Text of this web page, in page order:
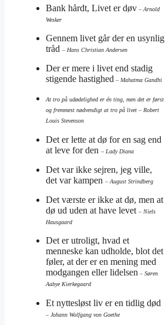
Bank hårdt, Livet er døv – Arnold
Wesker
Gennem livet går der en usynlig
tråd – Hans Christian Andersen
Der er mere i livet end stadig
stigende hastighed – Mahatma Gandhi
At tro på udødelighed er én ting, men det er først
og fremmest nødvendigt at tro på livet – Robert
Louis Stevenson
Det er lette at dø for en sag end
at leve for den – Lady Diana
Det var ikke sejren, jeg ville,
det var kampen – August Strindberg
Det værste er ikke at dø, men at
dø ud uden at have levet – Niels
Hausgaard
Det er utroligt, hvad et
menneske kan udholde, blot det
føler, at der er en mening med
modgangen eller lidelsen – Søren
Aabye Kierkegaard
Et nyttesløst liv er en tidlig død
– Johann Wolfgang von Goethe